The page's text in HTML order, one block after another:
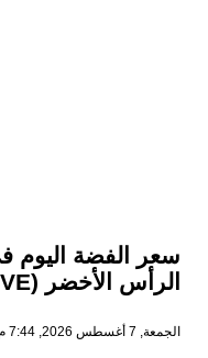
سعر الفضة اليوم
الرأس الأخضر (CVE)
الجمعة, 7 أغسطس 2026, 7:44 م